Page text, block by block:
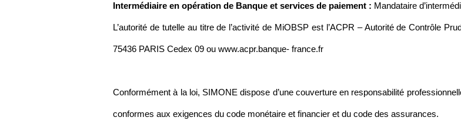
Intermédiaire en opération de Banque et services de paiement : Mandataire
L’autorité de tutelle au titre de l’activité de MiOBSP est l’ACPR – Autorité de Contrôle
75436 PARIS Cedex 09 ou www.acpr.banque- france.fr
Conformément à la loi, SIMONE dispose d’une couverture en responsabilité
conformes aux exigences du code monétaire et financier et du code des assurances.